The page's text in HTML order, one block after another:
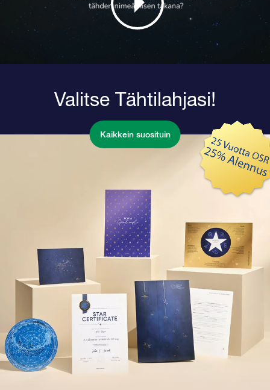
Valitse Tähtilahjasi!
Kaikkein suosituin